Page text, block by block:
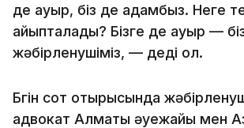
де ауыр, біз де адамбыз. Неге
айыпталады? Бізге де ауыр —
жәбірленушіміз, — деді ол.
Бүгін сот отырысында
адвокат Алматы әуежайы мен